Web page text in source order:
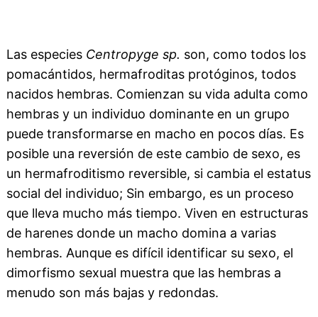
Las especies Centropyge sp. son, como todos los
pomacántidos, hermafroditas protóginos, todos
nacidos hembras. Comienzan su vida adulta como
hembras y un individuo dominante en un grupo
puede transformarse en macho en pocos días. Es
posible una reversión de este cambio de sexo, es
un hermafroditismo reversible, si cambia el estatus
social del individuo; Sin embargo, es un proceso
que lleva mucho más tiempo. Viven en estructuras
de harenes donde un macho domina a varias
hembras. Aunque es difícil identificar su sexo, el
dimorfismo sexual muestra que las hembras a
menudo son más bajas y redondas.